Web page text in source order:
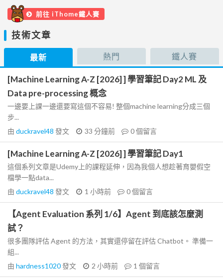
前往 iThome鐵人賽
技術文章
最新 熱門 鐵人賽
[Machine Learning A-Z [2026] ] 學習筆記 Day2 ML 及
Data pre-processing 概念
一邊要上課一邊還要寫這個不容易! 整個machine learning分成三個
步...
由 duckravel48 發文 33 分鐘前 0個留言
[Machine Learning A-Z [2026] ] 學習筆記 Day1
這個系列文章是Udemy上的課程延伸，因為我個人想趁著育嬰假空
檔學一點data...
由 duckravel48 發文 1 小時前 0個留言
【Agent Evaluation 系列 1/6】Agent 到底該怎麼測
試？
很多團隊評估 Agent 的方法，其實還停留在評估 Chatbot。 準備一
組...
由 hardness1020發文 2 小時前 1 個留言